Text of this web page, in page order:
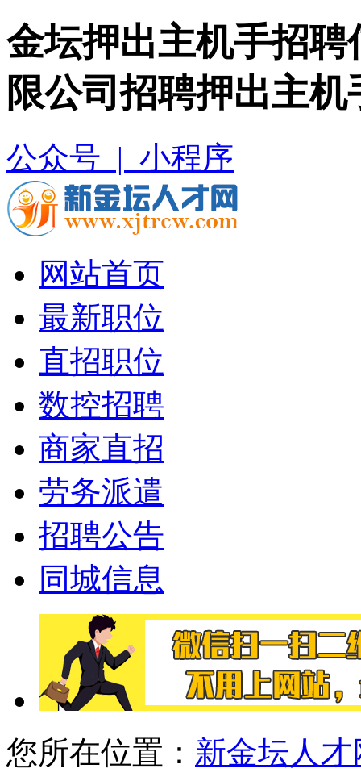
金坛押出主机手招
限公司招聘押出主机
公众号 | 小程序
网站首页
最新职位
直招职位
数控招聘
商家直招
劳务派遣
招聘公告
同城信息
您所在位置： 新金坛人才